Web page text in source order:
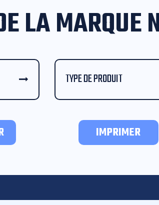
LA MARQUE
TYPE DE PRODUIT
IMPRIMER